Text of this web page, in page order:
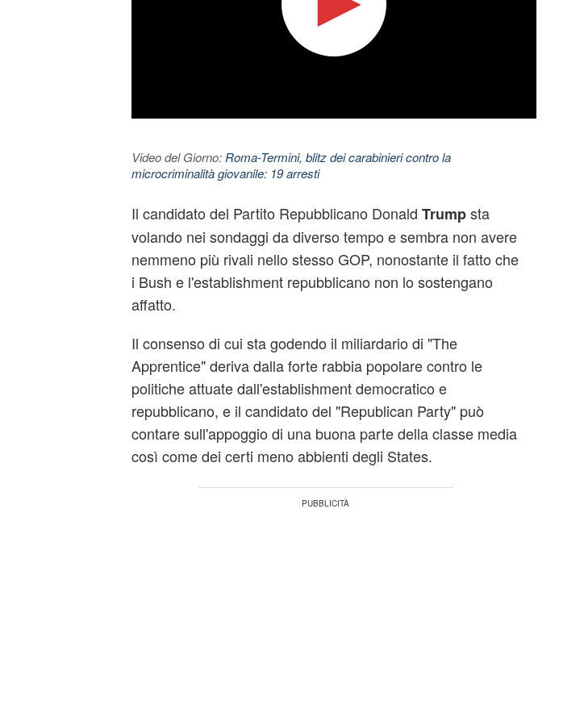
Video del Giorno: Roma-Termini, blitz dei carabinieri contro la
microcriminalità giovanile: 19 arresti
Il candidato del Partito Repubblicano Donald Trumpsta
volando nei sondaggi da diverso tempo e sembra non avere
nemmeno più rivali nello stesso GOP, nonostante il fatto che
i Bush e l'establishment repubblicano non lo sostengano
affatto.
Il consenso di cui sta godendo il miliardario di "The
Apprentice" deriva dalla forte rabbia popolare contro le
politiche attuate dall'establishment democratico e
repubblicano, e il candidato del "Republican Party" può
contare sull'appoggio di una buona parte della classe media
così come dei certi meno abbienti degli States.